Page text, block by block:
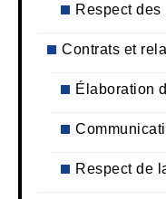
Respect
Contrats et
Élaboration
Respect de